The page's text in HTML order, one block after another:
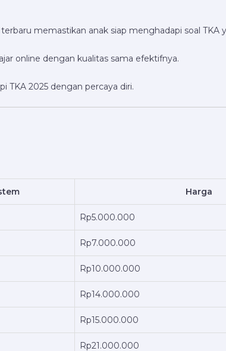
memastikan anak siap menghadapi soal TKA
online dengan kualitas sama efektifnya.
TKA 2025 dengan percaya diri.
Harga
Rp5.000.000
Rp7.000.000
Rp10.000.000
Rp14.000.000
Rp15.000.000
Rp21.000.000